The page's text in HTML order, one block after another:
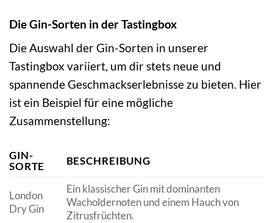
Die Gin-Sorten in der Tastingbox
Die Auswahl der Gin-Sorten in unserer
Tastingbox variiert, um dir stets neue und
spannende Geschmackserlebnisse zu bieten. Hier
ist ein Beispiel für eine mögliche
Zusammenstellung:
GIN-
SORTE
BESCHREIBUNG
London
Dry Gin
Ein klassischer Gin mit dominanten
Wacholdernoten und einem Hauch von
Zitrusfrüchten.